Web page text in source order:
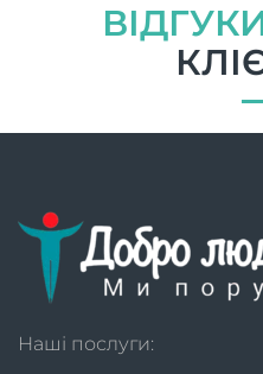
Наші послуги: